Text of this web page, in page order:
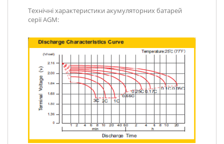
Технічні характеристики акумуляторних батарей
серії AGM: